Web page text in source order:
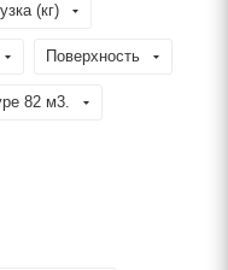
(кг)
Поверхность
82 м3.